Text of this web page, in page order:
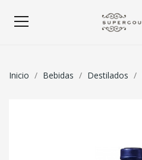
Inicio Bebidas Destilados